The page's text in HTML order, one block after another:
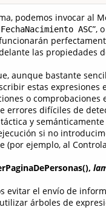
podemos invocar al
ASC”,
las propiedades
aunque bastante
estas expresiones
o
errores difíciles de
y
si no
(por ejemplo, al
evitar el envío de
árboles de